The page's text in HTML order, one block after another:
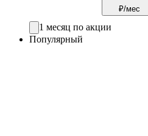
₽/мес
1 месяц по акции
Популярный